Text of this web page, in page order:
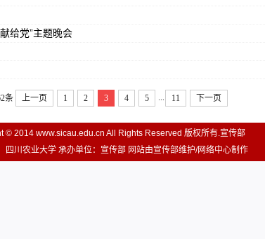
给党”主题晚会
条 上一页 1 2 3 4 5 11 下一页
© 2014 www.sicau.edu.cn All Rights Reserved 版权所有.宣传部
四川农业大学 承办单位：宣传部 网站由宣传部维护/网络中心制作